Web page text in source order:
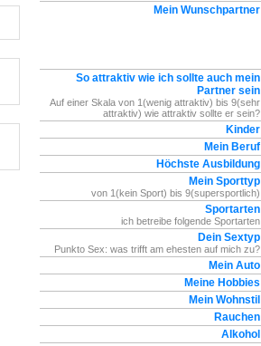
Mein Wunschpartner
So attraktiv wie ich sollte auch mein
Partner sein
Auf einer Skala von 1(wenig attraktiv) bis 9(sehr
attraktiv) wie attraktiv sollte er sein?
Kinder
Mein Beruf
Höchste Ausbildung
Mein Sporttyp
von 1(kein Sport) bis 9(supersportlich)
Sportarten
ich betreibe folgende Sportarten
Dein Sextyp
Punkto Sex: was trifft am ehesten auf mich zu?
Mein Auto
Meine Hobbies
Mein Wohnstil
Rauchen
Alkohol